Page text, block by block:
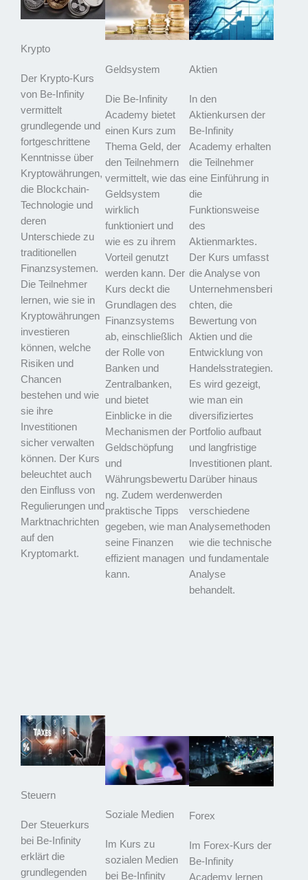
Krypto
Der Krypto-Kurs
von Be-Infinity
vermittelt
grundlegende und
fortgeschrittene
Kenntnisse über
Kryptowährungen,
die Blockchain-
Technologie und
deren
Unterschiede zu
traditionellen
Finanzsystemen.
Die Teilnehmer
lernen, wie sie in
Kryptowährungen
investieren
können, welche
Risiken und
Chancen
bestehen und wie
sie ihre
Investitionen
sicher verwalten
können. Der Kurs
beleuchtet auch
den Einfluss von
Regulierungen und
Marktnachrichten
auf den
Kryptomarkt.
Geldsystem
Die Be-Infinity
Academy bietet
einen Kurs zum
Thema Geld, der
den Teilnehmern
vermittelt, wie das
Geldsystem
wirklich
funktioniert und
wie es zu ihrem
Vorteil genutzt
werden kann. Der
Kurs deckt die
Grundlagen des
Finanzsystems
ab, einschließlich
der Rolle von
Banken und
Zentralbanken,
und bietet
Einblicke in die
Mechanismen der
Geldschöpfung
und
Währungsbewertu
ng. Zudem werden
praktische Tipps
gegeben, wie man
seine Finanzen
effizient managen
kann.
Aktien
In den
Aktienkursen der
Be-Infinity
Academy erhalten
die Teilnehmer
eine Einführung in
die
Funktionsweise
des
Aktienmarktes.
Der Kurs umfasst
die Analyse von
Unternehmensberi
chten, die
Bewertung von
Aktien und die
Entwicklung von
Handelsstrategien.
Es wird gezeigt,
wie man ein
diversifiziertes
Portfolio aufbaut
und langfristige
Investitionen plant.
Darüber hinaus
werden
verschiedene
Analysemethoden
wie die technische
und fundamentale
Analyse
behandelt.
Steuern
Der Steuerkurs
bei Be-Infinity
erklärt die
grundlegenden
Soziale Medien
Im Kurs zu
sozialen Medien
bei Be-Infinity
Forex
Im Forex-Kurs der
Be-Infinity
Academy lernen